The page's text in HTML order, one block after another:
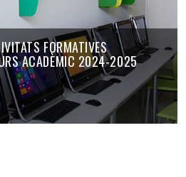
FORMATIVES
ACADÈMIC 2024-2025